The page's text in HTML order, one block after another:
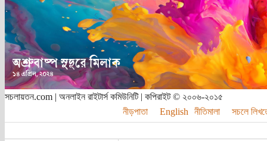
সচলায়তন.com | অনলাইন রাইটার্স কমিউনিটি | কপিরাইট © ২০০৬-২০১৫
নীড়পাতা
English নীতিমালা সচলে